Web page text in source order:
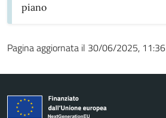
piano
Pagina aggiornata il 30/06/2025, 11:36